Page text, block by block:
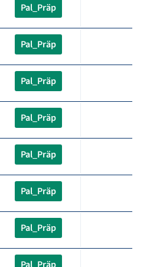
Pal_Präp
Pal_Präp
Pal_Präp
Pal_Präp
Pal_Präp
Pal_Präp
Pal_Präp